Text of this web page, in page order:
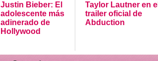
Justin Bieber: El
adolescente más
adinerado de
Hollywood
Taylor Lautner en el
trailer oficial de
Abduction